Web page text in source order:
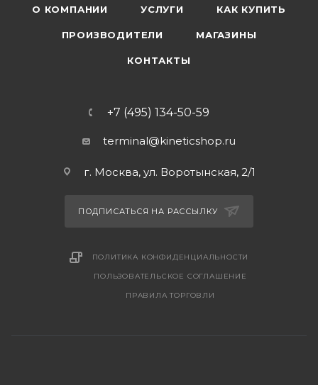
О КОМПАНИИ УСЛУГИ КАК КУПИТЬ
ПРОИЗВОДИТЕЛИ МАГАЗИНЫ
КОНТАКТЫ
+7 (495) 134-50-59
terminal@kineticshop.ru
г. Москва, ул. Воротынская, 2/1
ПОДПИСАТЬСЯ НА РАССЫЛКУ
ПОЛИТИКА КОНФИДЕНЦИАЛЬНОСТИ
ПОЛЬЗОВАТЕЛЬСКОЕ СОГЛАШЕНИЕ
ПРАВИЛА ТОРГОВЛИ